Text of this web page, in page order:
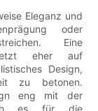
Eleganz und
oder
Eine
eher auf
Design,
zu betonen.
eng mit der